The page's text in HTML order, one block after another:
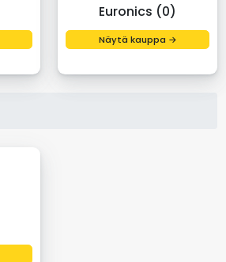
Euronics (0)
Näytä kauppa →